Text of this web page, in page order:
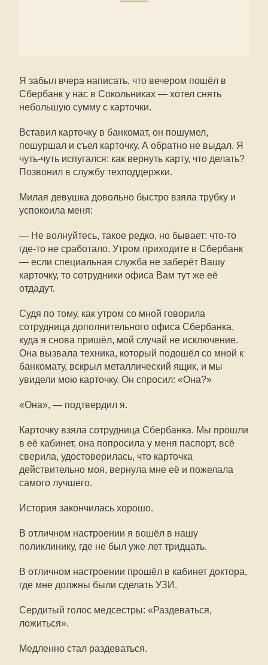
Я забыл вчера написать, что вечером пошёл в
Сбербанк у нас в Сокольниках — хотел снять
небольшую сумму с карточки.
Вставил карточку в банкомат, он пошумел,
пошуршал и съел карточку. А обратно не выдал. Я
чуть-чуть испугался: как вернуть карту, что делать?
Позвонил в службу техподдержки.
Милая девушка довольно быстро взяла трубку и
успокоила меня:
— Не волнуйтесь, такое редко, но бывает: что-то
где-то не сработало. Утром приходите в Сбербанк
— если специальная служба не заберёт Вашу
карточку, то сотрудники офиса Вам тут же её
отдадут.
Судя по тому, как утром со мной говорила
сотрудница дополнительного офиса Сбербанка,
куда я снова пришёл, мой случай не исключение.
Она вызвала техника, который подошёл со мной к
банкомату, вскрыл металлический ящик, и мы
увидели мою карточку. Он спросил: «Она?»
«Она», — подтвердил я.
Карточку взяла сотрудница Сбербанка. Мы прошли
в её кабинет, она попросила у меня паспорт, всё
сверила, удостоверилась, что карточка
действительно моя, вернула мне её и пожелала
самого лучшего.
История закончилась хорошо.
В отличном настроении я вошёл в нашу
поликлинику, где не был уже лет тридцать.
В отличном настроении прошёл в кабинет доктора,
где мне должны были сделать УЗИ.
Сердитый голос медсестры: «Раздеваться,
ложиться».
Медленно стал раздеваться.